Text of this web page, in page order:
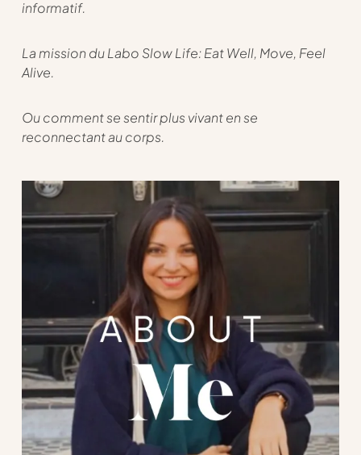
informatif.
La mission du Labo Slow Life: Eat Well, Move, Feel
Alive.
Ou comment se sentir plus vivant en se
reconnectant au corps.